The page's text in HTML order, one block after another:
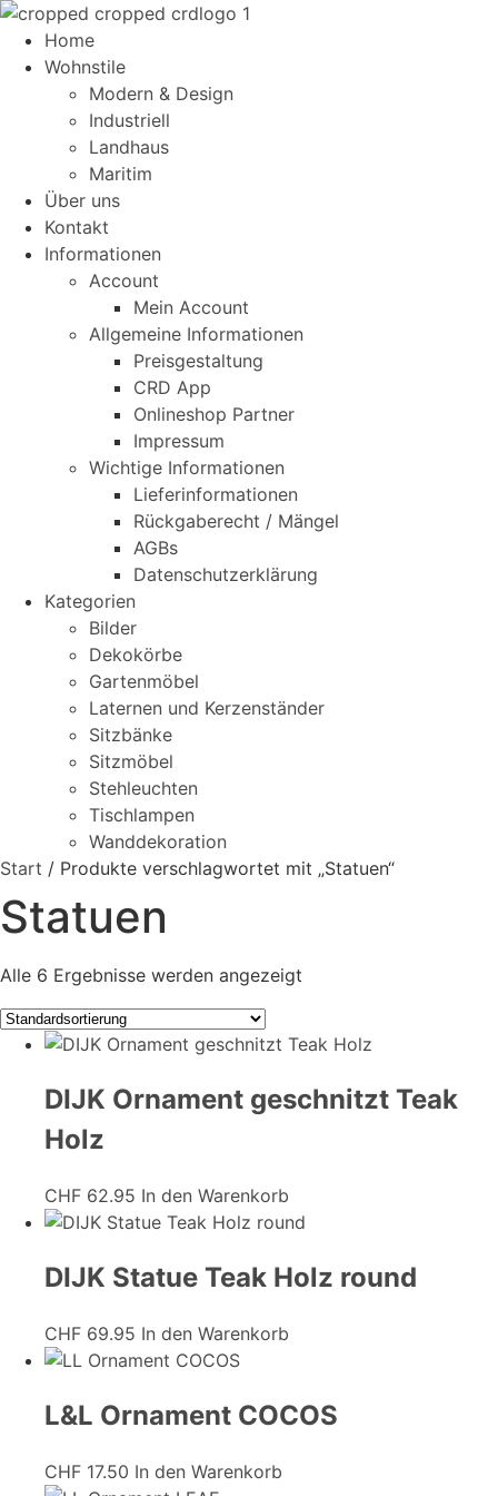
Home
Wohnstile
Modern & Design
Industriell
Landhaus
Maritim
Über uns
Kontakt
Informationen
Account
Mein Account
Allgemeine Informationen
Preisgestaltung
CRD App
Onlineshop Partner
Impressum
Wichtige Informationen
Lieferinformationen
Rückgaberecht / Mängel
AGBs
Datenschutzerklärung
Kategorien
Bilder
Dekokörbe
Gartenmöbel
Laternen und Kerzenständer
Sitzbänke
Sitzmöbel
Stehleuchten
Tischlampen
Wanddekoration
Start / Produkte verschlagwortet mit „Statuen“
Statuen
Alle 6 Ergebnisse werden angezeigt
DIJK Ornament geschnitzt Teak
Holz
CHF 62.95 In den Warenkorb
DIJK Statue Teak Holz round
CHF 69.95 In den Warenkorb
L&L Ornament COCOS
CHF 17.50 In den Warenkorb